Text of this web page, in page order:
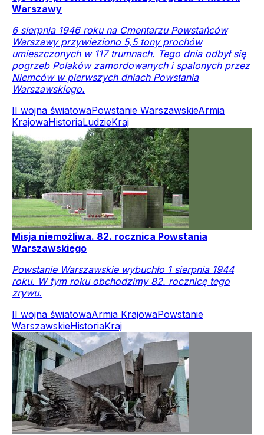
Warszawy
6 sierpnia 1946 roku na Cmentarzu Powstańców
Warszawy przywieziono 5,5 tony prochów
umieszczonych w 117 trumnach. Tego dnia odbył się
pogrzeb Polaków zamordowanych i spalonych przez
Niemców w pierwszych dniach Powstania
Warszawskiego.
II wojna światowaPowstanie WarszawskieArmia
KrajowaHistoriaLudzieKraj
Misja niemożliwa. 82. rocznica Powstania
Warszawskiego
Powstanie Warszawskie wybuchło 1 sierpnia 1944
roku. W tym roku obchodzimy 82. rocznicę tego
zrywu.
II wojna światowaArmia KrajowaPowstanie
WarszawskieHistoriaKraj